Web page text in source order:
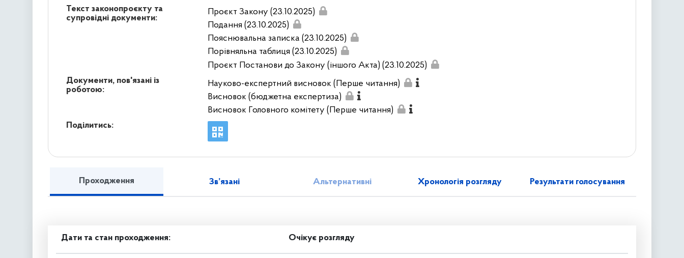
Текст законопроєкту та
супровідні документи:
Проєкт Закону (23.10.2025)
Подання (23.10.2025)
Пояснювальна записка (23.10.2025)
Порівняльна таблиця (23.10.2025)
Проєкт Постанови до Закону (іншого Акта) (23.10.2025)
Документи, пов'язані із
роботою:
Науково-експертний висновок (Перше читання)
Висновок (бюджетна експертиза)
Висновок Головного комітету (Перше читання)
Поділитись:
Проходження Зв’язані Альтернативні Хронологія розгляду Результати голосування
Дати та стан проходження: Очікує розгляду